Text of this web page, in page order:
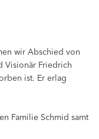
wir Abschied von
Visionär Friedrich
ist. Er erlag
Familie Schmid samt